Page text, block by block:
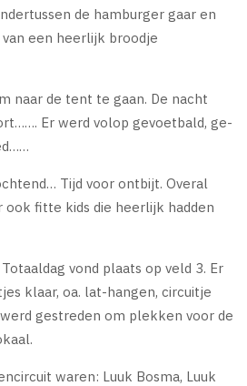
de hamburger gaar en
een heerlijk broodje
naar de tent te gaan. De nacht
Er werd volop gevoetbald, ge-
Tijd voor ontbijt. Overal
ook fitte kids die heerlijk hadden
vond plaats op veld 3. Er
klaar, oa. lat-hangen, circuitje
gestreden om plekken voor de
waren: Luuk Bosma, Luuk